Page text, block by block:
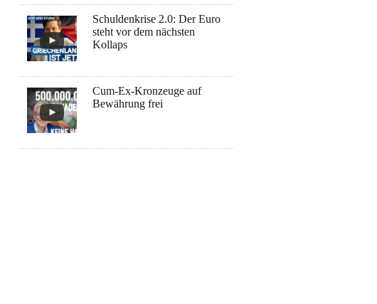
Schuldenkrise 2.0: Der Euro
steht vor dem nächsten
Kollaps
Cum-Ex-Kronzeuge auf
Bewährung frei